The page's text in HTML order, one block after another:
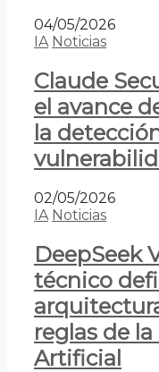
04/05/2026
IA Noticias
Claude
el avance
la
02/05/2026
IA Noticias
DeepSeek
técnico
reglas de
Artificial